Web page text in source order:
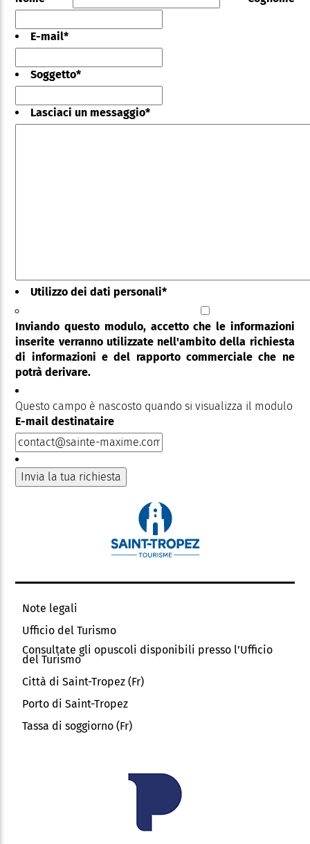
E-mail*
Soggetto*
Lasciaci un messaggio*
Utilizzo dei dati personali*
Inviando questo modulo, accetto che le informazioni
inserite verranno utilizzate nell'ambito della richiesta
di informazioni e del rapporto commerciale che ne
potrà derivare.
Questo campo è nascosto quando si visualizza il modulo
E-mail destinataire
Note legali
Ufficio del Turismo
Consultate gli opuscoli disponibili presso l’Ufficio
del Turismo
Città di Saint-Tropez (Fr)
Porto di Saint-Tropez
Tassa di soggiorno (Fr)